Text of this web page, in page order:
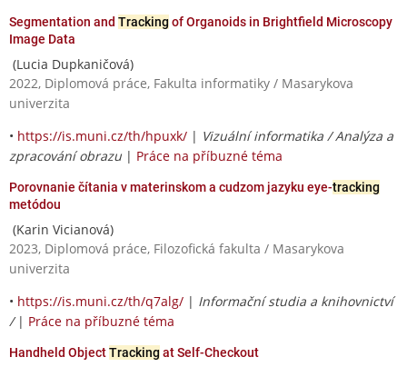
Segmentation and Tracking of Organoids in Brightfield Microscopy
Image Data
(Lucia Dupkaničová)
2022, Diplomová práce, Fakulta informatiky / Masarykova
univerzita
• https://is.muni.cz/th/hpuxk/ | Vizuální informatika / Analýza a
zpracování obrazu | Práce na příbuzné téma
Porovnanie čítania v materinskom a cudzom jazyku eye-tracking
metódou
(Karin Vicianová)
2023, Diplomová práce, Filozofická fakulta / Masarykova
univerzita
• https://is.muni.cz/th/q7alg/ | Informační studia a knihovnictví
/ | Práce na příbuzné téma
Handheld ObjectTracking at Self-Checkout